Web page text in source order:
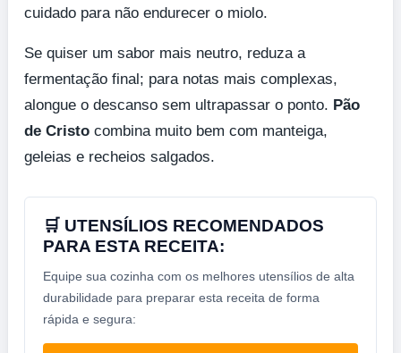
cuidado para não endurecer o miolo.
Se quiser um sabor mais neutro, reduza a
fermentação final; para notas mais complexas,
alongue o descanso sem ultrapassar o ponto. Pão
de Cristo combina muito bem com manteiga,
geleias e recheios salgados.
🛒 UTENSÍLIOS RECOMENDADOS
PARA ESTA RECEITA:
Equipe sua cozinha com os melhores utensílios de alta
durabilidade para preparar esta receita de forma
rápida e segura: